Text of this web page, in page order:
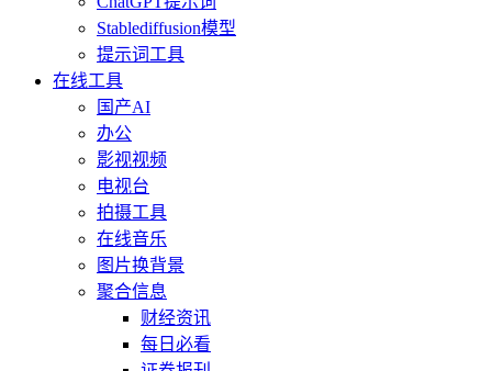
Stablediffusion模型
提示词工具
在线工具
国产AI
办公
影视视频
电视台
拍摄工具
在线音乐
图片换背景
聚合信息
财经资讯
每日必看